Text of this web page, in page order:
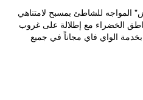
المواجه للشاطئ بمسبح لامتناهي
الخضراء مع إطلالة على غروب
الواي فاي مجاناً في جميع